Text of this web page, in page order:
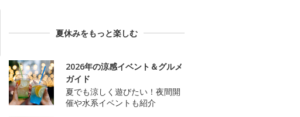
夏休みをもっと楽しむ
2026年の涼感イベント＆グルメ
ガイド
夏でも涼しく遊びたい！夜間開
催や水系イベントも紹介